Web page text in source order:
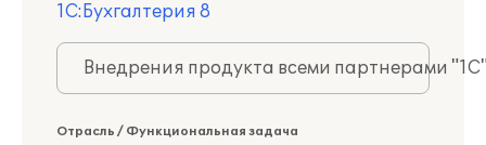
1С:Бухгалтерия 8
Внедрения продукта всеми партнерами
Отрасль / Функциональная задача